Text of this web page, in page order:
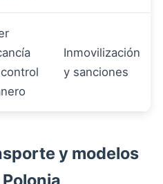
Inmovilización
y sanciones
y modelos